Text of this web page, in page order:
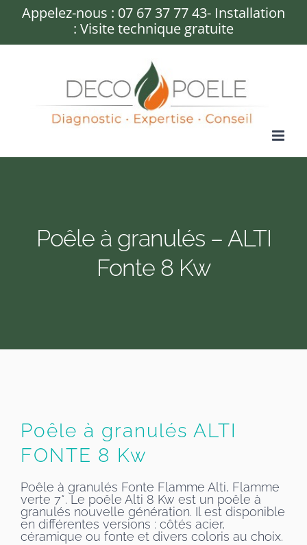
PasserAppelez-nous : 07 67 37 77 43- Installation
: Visite technique gratuite
Poêle à granulés – ALTI
Fonte 8 Kw
Poêle à granulés ALTI
FONTE 8 Kw
Poêle à granulés Fonte Flamme Alti, Flamme
verte 7*. Le poêle Alti 8 Kw est un poêle à
granulés nouvelle génération. Il est disponible
en différentes versions : côtés acier,
céramique ou fonte et divers coloris au choix.